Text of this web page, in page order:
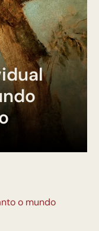
o mundo